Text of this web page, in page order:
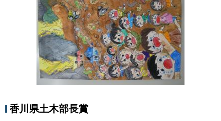
香川県土木部長賞